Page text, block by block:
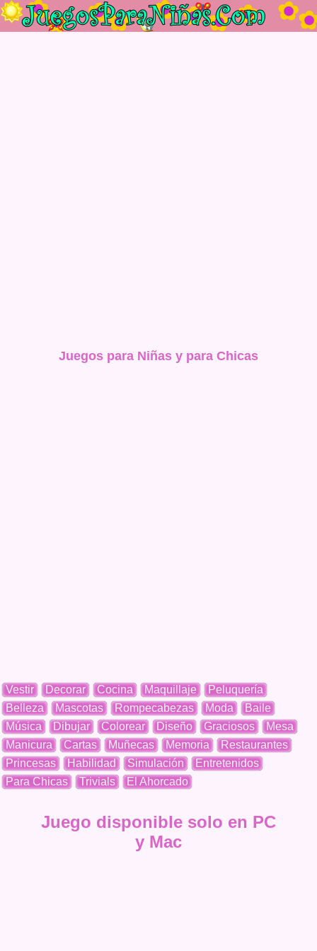
Juegos para Niñas y para Chicas
Vestir Decorar Cocina Maquillaje
Peluquería
Belleza
Mascotas Rompecabezas Moda
Baile
Música
Dibujar Colorear Diseño Graciosos
Mesa
Manicura
Cartas Muñecas Memoria
Restaurantes
Princesas
Habilidad Simulación
Entretenidos
Para Chicas
Trivials El Ahorcado
Juego disponible solo en PC
y Mac